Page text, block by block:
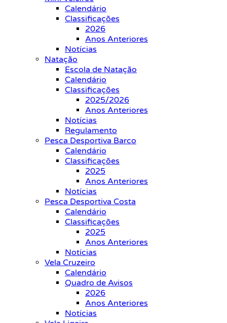
Calendário
Classificações
2026
Anos Anteriores
Notícias
Natação
Escola de Natação
Calendário
Classificações
2025/2026
Anos Anteriores
Notícias
Regulamento
Pesca Desportiva Barco
Calendário
Classificações
2025
Anos Anteriores
Notícias
Pesca Desportiva Costa
Calendário
Classificações
2025
Anos Anteriores
Notícias
Vela Cruzeiro
Calendário
Quadro de Avisos
2026
Anos Anteriores
Notícias